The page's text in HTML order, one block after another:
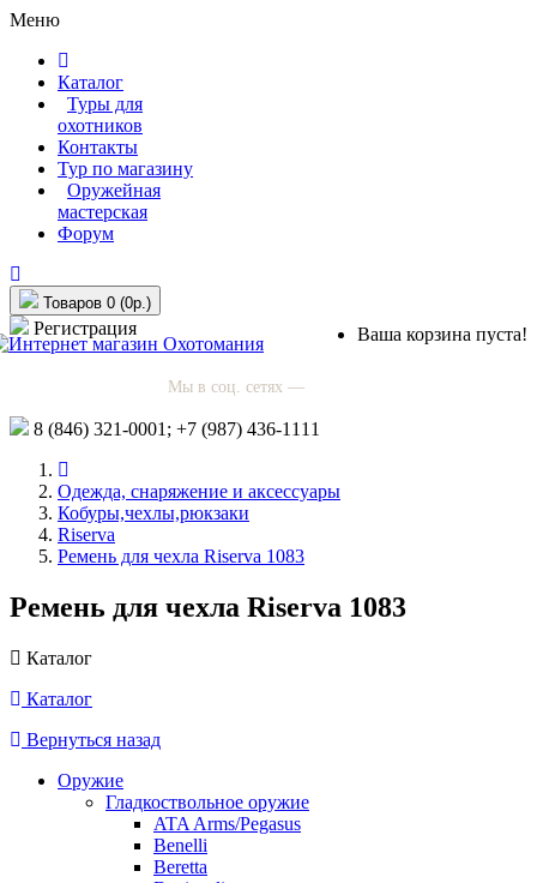
Меню
Каталог
Туры для
охотников
Контакты
Тур по магазину
Оружейная
мастерская
Форум
Товаров 0 (0р.)
Ваша корзина пуста!
Регистрация
Мы в соц. сетях —
8 (846) 321-0001; +7 (987) 436-1111
Одежда, снаряжение и аксессуары
Кобуры,чехлы,рюкзаки
Riserva
Ремень для чехла Riserva 1083
Ремень для чехла Riserva 1083
Каталог
Каталог
Вернуться назад
Оружие
Гладкоствольное оружие
ATA Arms/Pegasus
Benelli
Beretta